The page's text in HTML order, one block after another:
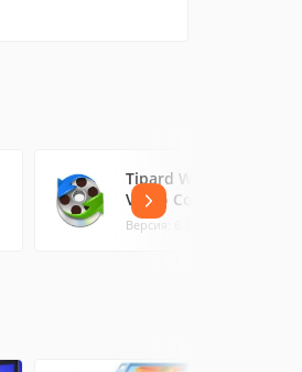
Tipard Walkman
Video Converter
Версия: 6.1.50 (21.15 МБ)